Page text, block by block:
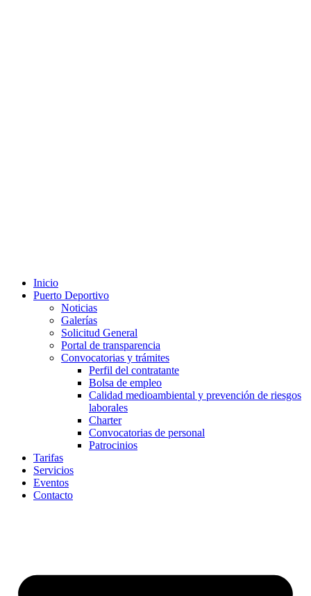
Inicio
Puerto Deportivo
Noticias
Galerías
Solicitud General
Portal de transparencia
Convocatorias y trámites
Perfil del contratante
Bolsa de empleo
Calidad medioambiental y prevención de riesgos
laborales
Charter
Convocatorias de personal
Patrocinios
Tarifas
Servicios
Eventos
Contacto